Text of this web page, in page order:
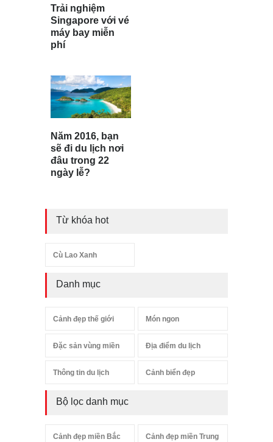
Trải nghiệm
Singapore với vé
máy bay miễn
phí
Năm 2016, bạn
sẽ đi du lịch nơi
đâu trong 22
ngày lễ?
Từ khóa hot
Cù Lao Xanh
Danh mục
Cảnh đẹp thế giới Món ngon
Đặc sản vùng miền Địa điểm du lịch
Thông tin du lịch Cảnh biển đẹp
Bộ lọc danh mục
Cảnh đẹp miền Bắc Cảnh đẹp miền Trung